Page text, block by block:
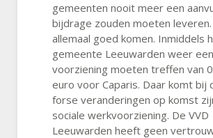
gemeenten nooit meer een
bijdrage zouden moeten
allemaal goed komen. Inmiddels
gemeente Leeuwarden weer een
voorziening moeten treffen van
euro voor Caparis. Daar komt bij
forse veranderingen op komst
sociale werkvoorziening. De VVD
Leeuwarden heeft geen